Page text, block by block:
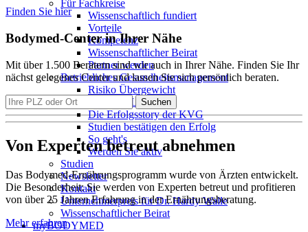
Für Fachkreise
Wissenschaftlich fundiert
Vorteile
Kompetenz
Wissenschaftlicher Beirat
Partner werden
Betriebliches Gesundheitsmanagement
Risiko Übergewicht
Experten-Lösung
Die Erfolgsstory der KVG
Studien bestätigen den Erfolg
So geht's
Werden Sie aktiv
Studien
Newsletter
Kontakt
Unternehmerpreis für Dr. Hardy Walle
Wissenschaftlicher Beirat
myBODYMED
Finden Sie hier
Bodymed-Center in Ihrer Nähe
Mit über 1.500 Beratern sind wir auch in Ihrer Nähe. Finden Sie Ihr
nächst gelegenes Center und lassen Sie sich persönlich beraten.
Suchen
Von Experten betreut abnehmen
Das Bodymed-Ernährungsprogramm wurde von Ärzten entwickelt.
Die Besonderheit: Sie werden von Experten betreut und profitieren
von über 25 Jahren Erfahrung in der Ernährungsberatung.
Mehr erfahren